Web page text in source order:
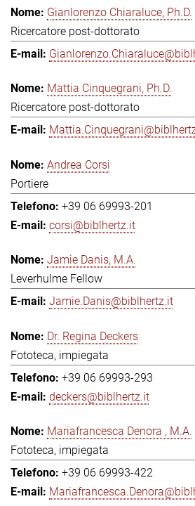
Gianlorenzo Chiaraluce, Ph.D.
Ricercatore post-dottorato
Mattia Cinquegrani, Ph.D.
Ricercatore post-dottorato
Andrea Corsi
Portiere
+39 06 69993-201
corsi@biblhertz.it
Jamie Danis, M.A.
Leverhulme Fellow
Jamie.Danis@biblhertz.it
Dr. Regina Deckers
Fototeca, impiegata
+39 06 69993-293
deckers@biblhertz.it
Mariafrancesca Denora , M.A.
Fototeca, impiegata
+39 06 69993-422